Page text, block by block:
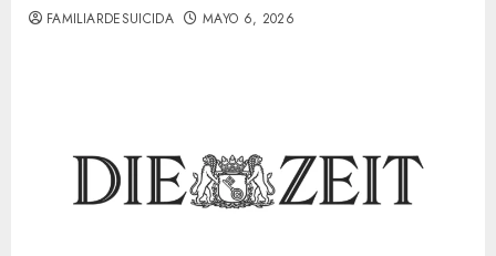
FAMILIARDESUICIDA MAYO 6, 2026